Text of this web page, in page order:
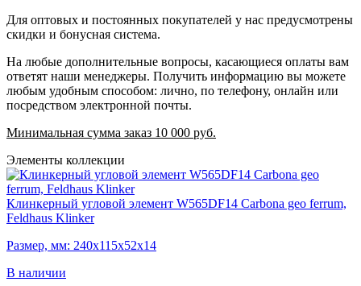
Для оптовых и постоянных покупателей у нас предусмотрены
скидки и бонусная система.
На любые дополнительные вопросы, касающиеся оплаты вам
ответят наши менеджеры. Получить информацию вы можете
любым удобным способом: лично, по телефону, онлайн или
посредством электронной почты.
Минимальная сумма заказ 10 000 руб.
Элементы коллекции
Клинкерный угловой элемент W565DF14 Carbona geo ferrum,
Feldhaus Klinker
Размер, мм: 240х115х52х14
В наличии